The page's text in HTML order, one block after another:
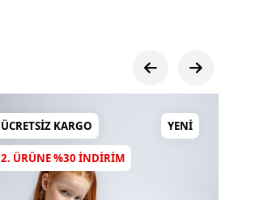
ÜCRETSIZ KARGO YENI
2. ÜRÜNE %30 INDIRIM